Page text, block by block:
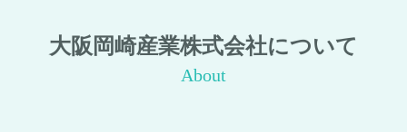
大阪岡崎産業株式会社について
About